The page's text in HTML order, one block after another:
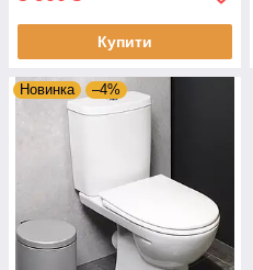
Купити
Новинка –4%